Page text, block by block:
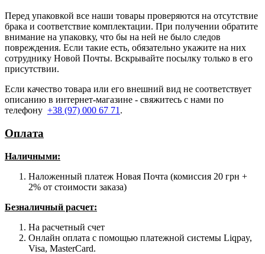
Перед упаковкой все наши товары проверяются на отсутствие
брака и соответствие комплектации. При получении обратите
внимание на упаковку, что бы на ней не было следов
повреждения. Если такие есть, обязательно укажите на них
сотруднику Новой Почты. Вскрывайте посылку только в его
присутствии.
Если качество товара или его внешний вид не соответствует
описанию в интернет-магазине - свяжитесь с нами по
телефону +38 (97) 000 67 71 .
Оплата
Наличными:
Наложенный платеж Новая Почта (комиссия 20 грн +
2% от стоимости заказа)
Безналичный расчет:
На расчетный счет
Онлайн оплата с помощью платежной системы Liqpay,
Visa, MasterCard.